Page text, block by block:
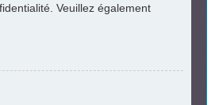
Veuillez également